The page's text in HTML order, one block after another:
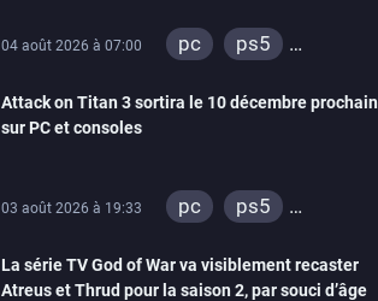
04 août 2026 à 07:00 pc
ps5
Attack on Titan 3 sortira le 10 décembre prochain
sur PC et consoles
03 août 2026 à 19:33 pc
ps5
switch 2
La série TV God of War va visiblement recaster
Atreus et Thrud pour la saison 2, par souci d’âge